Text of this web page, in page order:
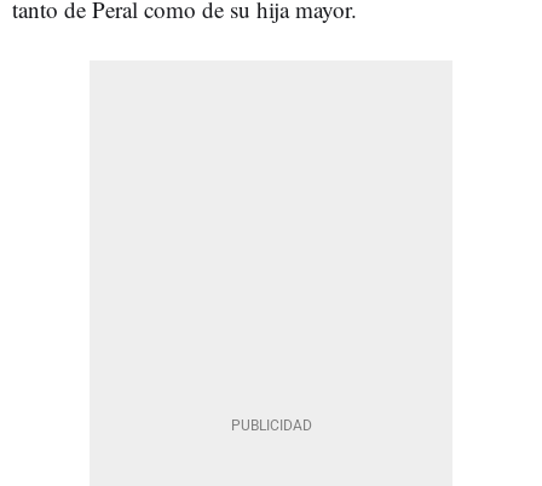
tanto de Peral como de su hija mayor.